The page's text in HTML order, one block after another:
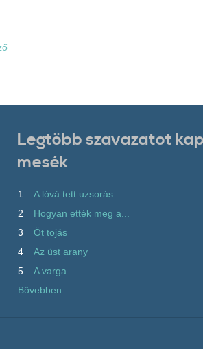
Legtöbb szavazatot
mesék
1
A lóvá tett uzsorás
2
Hogyan ették meg a...
3
Öt tojás
4
Az üst arany
5
A varga
Bővebben...